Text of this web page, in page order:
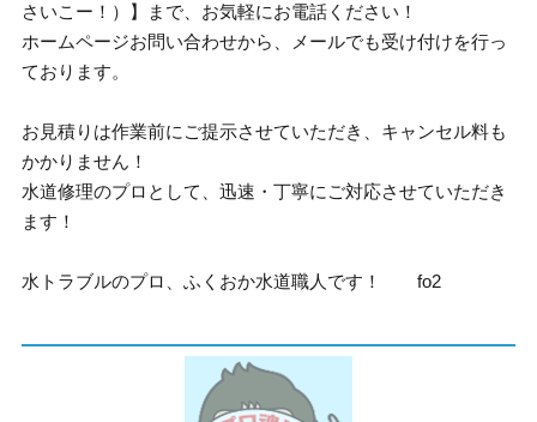
さいこー！）】まで、お気軽にお電話ください！
ホームページお問い合わせから、メールでも受け付けを行っ
ております。
お見積りは作業前にご提示させていただき、キャンセル料も
かかりません！
水道修理のプロとして、迅速・丁寧にご対応させていただき
ます！
水トラブルのプロ、ふくおか水道職人です！ fo2